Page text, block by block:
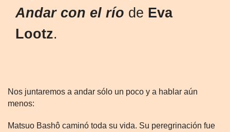
Andar con el río de Eva
Lootz.
Nos juntaremos a andar sólo un poco y a hablar aún
menos:
Matsuo Bashô caminó toda su vida. Su peregrinación fue